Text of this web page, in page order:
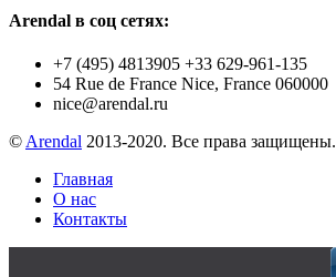
Arendal в соц сетях:
+7 (495) 4813905 +33 629-961-135
54 Rue de France Nice, France 060000
nice@arendal.ru
© Arendal 2013-2020. Все права защищены.
Главная
О нас
Контакты